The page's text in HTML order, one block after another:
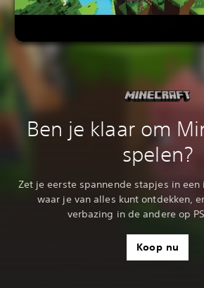
Ben je klaar om
spelen?
Zet je eerste spannende stapjes in
waar je van alles kunt ontdekken,
verbazing in de andere op
Koop nu